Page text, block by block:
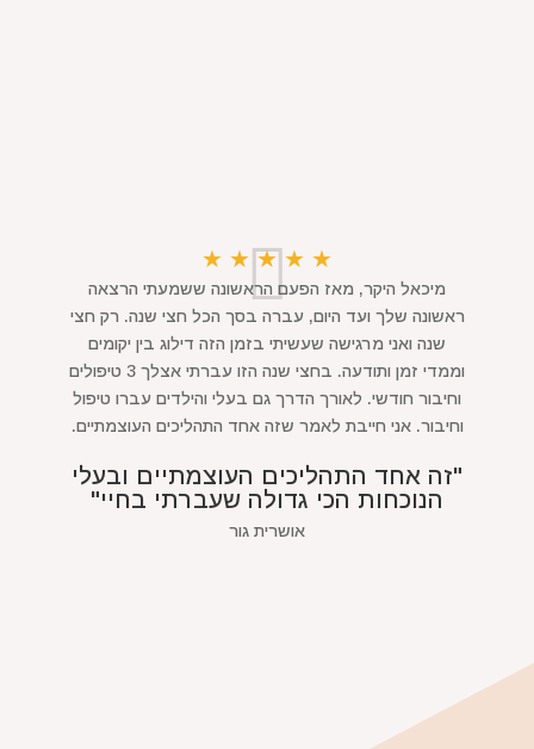
★
★
★
★
★
מיכאל היקר, מאז הפעם הראשונה ששמעתי הרצאה
ראשונה שלך ועד היום, עברה בסך הכל חצי שנה. רק חצי
שנה ואני מרגישה שעשיתי בזמן הזה דילוג בין יקומים
וממדי זמן ותודעה. בחצי שנה הזו עברתי אצלך 3 טיפולים
וחיבור חודשי. לאורך הדרך גם בעלי והילדים עברו טיפול
וחיבור. אני חייבת לאמר שזה אחד התהליכים העוצמתיים.
"זה אחד התהליכים העוצמתיים ובעלי
הנוכחות הכי גדולה שעברתי בחיי"
אושרית גור